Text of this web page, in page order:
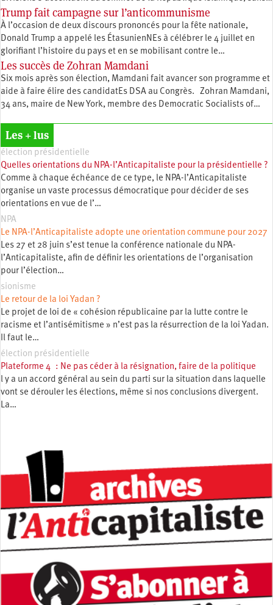
Trump fait campagne sur l’anticommunisme
À l’occasion de deux discours prononcés pour la fête nationale,
Donald Trump a appelé les ÉtasunienNEs à célébrer le 4 juillet en
glorifiant l’histoire du pays et en se mobilisant contre le…
Les succès de Zohran Mamdani
Six mois après son élection, Mamdani fait avancer son programme et
aide à faire élire des candidatEs DSA au Congrès. Zohran Mamdani,
34 ans, maire de New York, membre des Democratic Socialists of…
Les + lus
élection présidentielle
Quelles orientations du NPA-l’Anticapitaliste pour la présidentielle ?
Comme à chaque échéance de ce type, le NPA-l’Anticapitaliste
organise un vaste processus démocratique pour décider de ses
orientations en vue de l’…
NPA
Le NPA-l’Anticapitaliste adopte une orientation commune pour 2027
Les 27 et 28 juin s’est tenue la conférence nationale du NPA-
l’Anticapitaliste, afin de définir les orientations de l’organisation
pour l’élection…
sionisme
Le retour de la loi Yadan ?
Le projet de loi de « cohésion républicaine par la lutte contre le
racisme et l’antisémitisme » n’est pas la résurrection de la loi Yadan.
Il faut le…
élection présidentielle
Plateforme 4 : Ne pas céder à la résignation, faire de la politique
l y a un accord général au sein du parti sur la situation dans laquelle
vont se dérouler les élections, même si nos conclusions divergent.
La…